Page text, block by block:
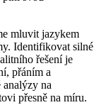
mluvit jazykem
Identifikovat silné
řešení je
přáním a
analýzy na
přesně na míru.